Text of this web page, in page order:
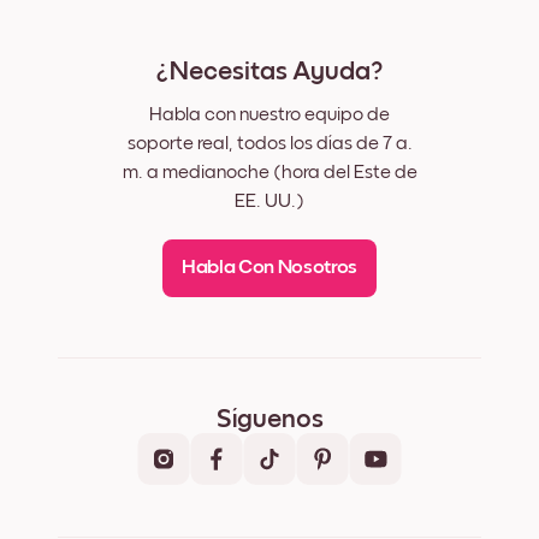
¿Necesitas Ayuda?
Habla con nuestro equipo de
soporte real, todos los días de 7 a.
m. a medianoche (hora del Este de
EE. UU.)
Habla Con Nosotros
Síguenos